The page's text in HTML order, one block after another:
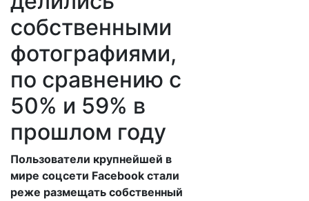
собственными
фотографиями,
по сравнению с
50% и 59% в
прошлом году
Пользователи крупнейшей в
мире соцсети Facebook стали
реже размещать собственный